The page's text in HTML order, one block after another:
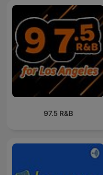
97.5 R&B